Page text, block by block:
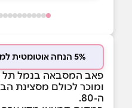
5% הנחה אוטומטית למשלמים בכרטיס המועדון
פאב המסבאה בנמל תל
ומוכר לכולם מסצינת
ה-80.